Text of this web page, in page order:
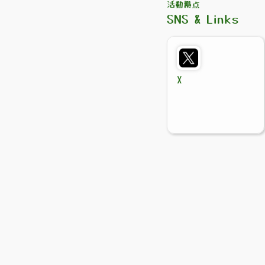
活動拠点
SNS & Links
X